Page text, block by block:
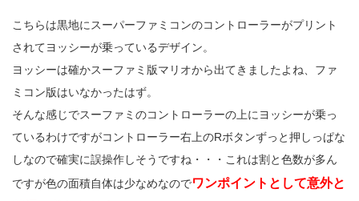
こちらは黒地にスーパーファミコンのコントローラーがプリント
されてヨッシーが乗っているデザイン。
ヨッシーは確かスーファミ版マリオから出てきましたよね、ファ
ミコン版はいなかったはず。
そんな感じでスーファミのコントローラーの上にヨッシーが乗っ
ているわけですがコントローラー右上のRボタンずっと押しっぱな
しなので確実に誤操作しそうですね・・・これは割と色数が多ん
ですが色の面積自体は少なめなのでワンポイントとして意外と